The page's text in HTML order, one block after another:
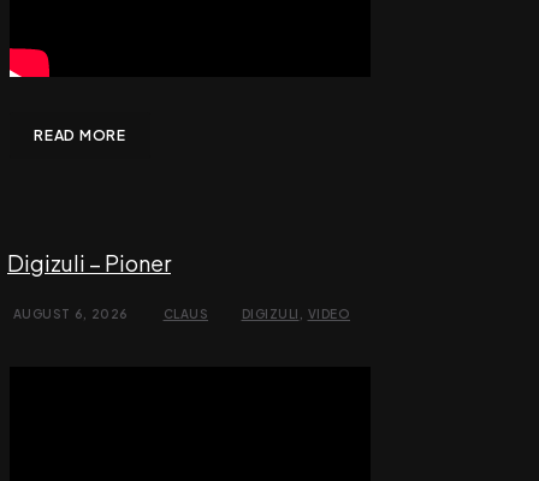
READ MORE
Digizuli – Pioner
AUGUST 6, 2026 CLAUS DIGIZULI VIDEO